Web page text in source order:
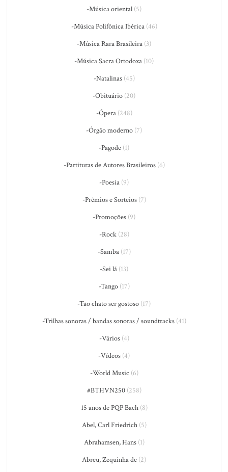
-Música oriental (5)
-Música Polifônica Ibérica(46)
-Música Rara Brasileira (3)
-Música Sacra Ortodoxa (10)
-Natalinas(45)
-Obituário (20)
-Ópera(248)
-Órgão moderno (7)
-Pagode (1)
-Partituras de Autores Brasileiros(6)
-Poesia (9)
-Prêmios e Sorteios(7)
-Promoções (9)
-Rock(28)
-Samba(17)
-Sei lá (13)
-Tango(17)
-Tão chato ser gostoso (17)
-Trilhas sonoras / bandas sonoras / soundtracks(41)
-Vários(4)
-Vídeos (4)
-World Music (6)
#BTHVN250(258)
15 anos de PQP Bach(8)
Abel, Carl Friedrich(5)
Abrahamsen, Hans(1)
Abreu, Zequinha de (2)